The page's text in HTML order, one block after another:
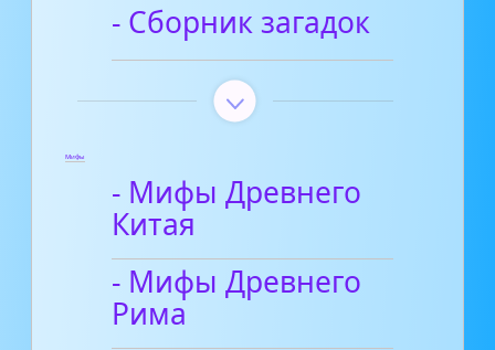
- Сборник загадок
Мифы
- Мифы Древнего
Китая
- Мифы Древнего
Рима